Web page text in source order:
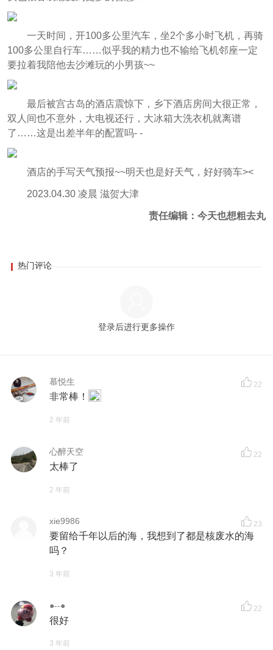
一天时间，开100多公里汽车，坐2个多小时飞机，再骑
100多公里自行车……似乎我的精力也不输给飞机邻座一定
要拉着我陪他去沙滩玩的小男孩~~
最后被宫古岛的酒店震惊下，乡下酒店房间大很正常，
双人间也不意外，大电视还行，大冰箱大洗衣机就离谱
了……这是出差半年的配置吗- -
酒店的手写天气预报~~明天也是好天气，好好骑车><
2023.04.30 凌晨 滋贺大津
责任编辑：今天也想粗去丸
热门评论
登录后进行更多操作
慕悦生 22
非常棒！
2 年前
心醉天空 22
太棒了
2 年前
xie9986 23
要留给千年以后的海，我想到了都是核废水的海
吗？
3 年前
●--● 22
很好
3 年前